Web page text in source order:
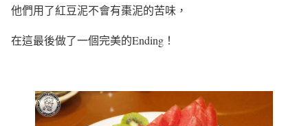
他們用了紅豆泥不會有棗泥的苦味，
在這最後做了一個完美的Ending！